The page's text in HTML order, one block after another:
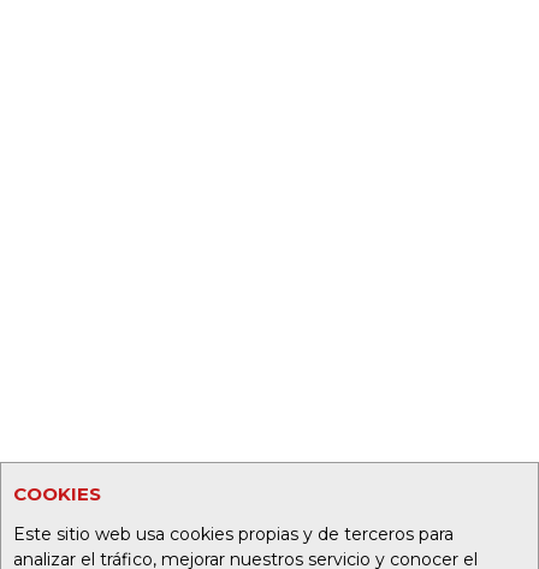
COOKIES
Este sitio web usa cookies propias y de terceros para
analizar el tráfico, mejorar nuestros servicio y conocer el